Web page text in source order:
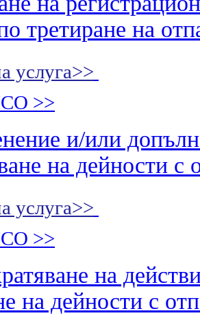
третиране на
услуга>>
>>
и/или
на дейности с
услуга>>
>>
на
на дейности с